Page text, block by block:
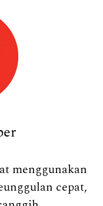
menggunakan
cepat,